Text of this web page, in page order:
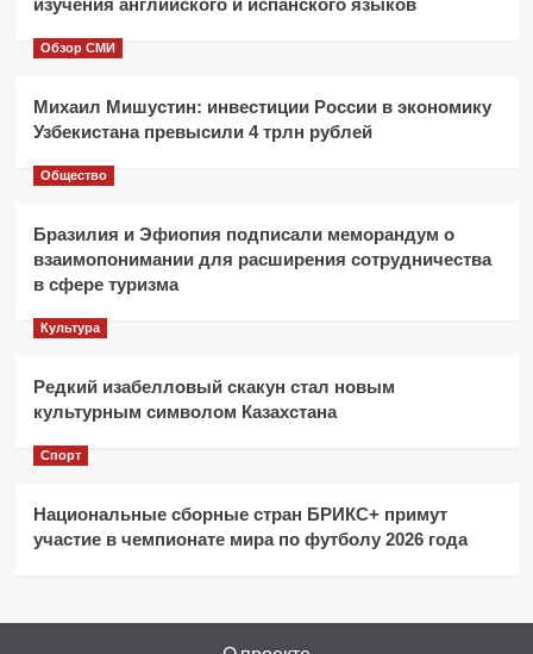
изучения английского и испанского языков
Обзор СМИ
Михаил Мишустин: инвестиции России в экономику
Узбекистана превысили 4 трлн рублей
Общество
Бразилия и Эфиопия подписали меморандум о
взаимопонимании для расширения сотрудничества
в сфере туризма
Культура
Редкий изабелловый скакун стал новым
культурным символом Казахстана
Спорт
Национальные сборные стран БРИКС+ примут
участие в чемпионате мира по футболу 2026 года